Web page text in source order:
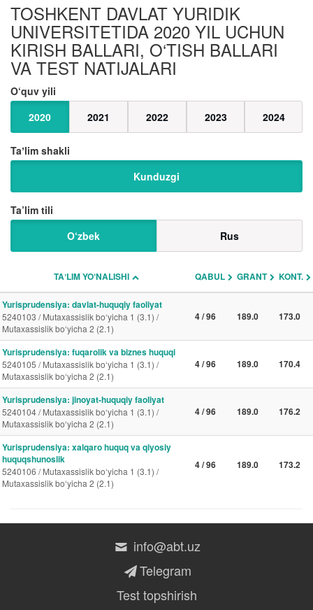
TOSHKENT DAVLAT YURIDIK
UNIVERSITETIDA 2020 YIL UCHUN
KIRISH BALLARI, O‘TISH BALLARI
VA TEST NATIJALARI
O‘quv yili
2020
2021 2022 2023 2024
Taʼlim shakli
Kunduzgi
Ta’lim tili
O‘zbek
Rus
TAʼLIM YO‘NALISHI QABUL GRANT KONT.
Yurisprudensiya: davlat-huquqiy faoliyat
5240103 / Mutaxassislik bo‘yicha 1 (3.1) /
Mutaxassislik bo‘yicha 2 (2.1)
4 / 96 189.0 173.0
Yurisprudensiya: fuqarolik va biznes huquqi
5240105 / Mutaxassislik bo‘yicha 1 (3.1) /
Mutaxassislik bo‘yicha 2 (2.1)
4 / 96 189.0 170.4
Yurisprudensiya: jinoyat-huquqiy faoliyat
5240104 / Mutaxassislik bo‘yicha 1 (3.1) /
Mutaxassislik bo‘yicha 2 (2.1)
4 / 96 189.0 176.2
Yurisprudensiya: xalqaro huquq va qiyosiy
huquqshunoslik
5240106 / Mutaxassislik bo‘yicha 1 (3.1) /
Mutaxassislik bo‘yicha 2 (2.1)
4 / 96 189.0 173.2
info@abt.uz
Telegram
Test topshirish